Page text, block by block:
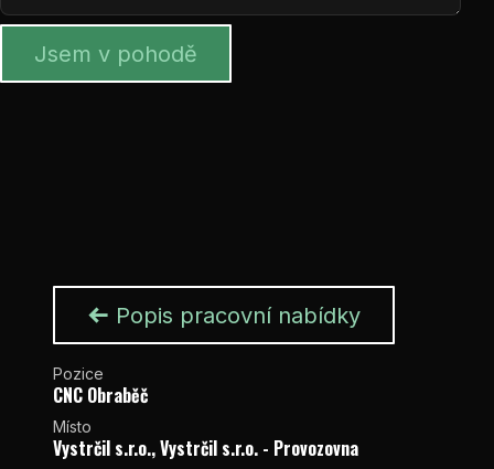
Jsem v pohodě
Popis pracovní nabídky
Pozice
CNC Obraběč
Místo
Vystrčil s.r.o., Vystrčil s.r.o. - Provozovna